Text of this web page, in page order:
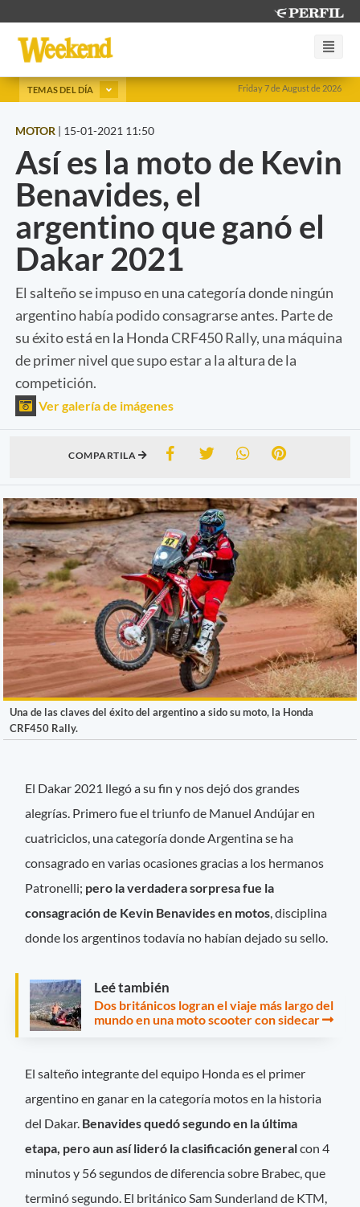
Friday 7 de August de 2026
TEMAS DEL DÍA
MOTOR | 15-01-2021 11:50
Así es la moto de Kevin
Benavides, el
argentino que ganó el
Dakar 2021
El salteño se impuso en una categoría donde ningún
argentino había podido consagrarse antes. Parte de
su éxito está en la Honda CRF450 Rally, una máquina
de primer nivel que supo estar a la altura de la
competición.
Ver galería de imágenes
COMPARTILA
Una de las claves del éxito del argentino a sido su moto, la Honda
CRF450 Rally.
El Dakar 2021 llegó a su fin y nos dejó dos grandes
alegrías. Primero fue el triunfo de Manuel Andújar en
cuatriciclos, una categoría donde Argentina se ha
consagrado en varias ocasiones gracias a los hermanos
Patronelli; pero la verdadera sorpresa fue la
consagración de Kevin Benavides en motos , disciplina
donde los argentinos todavía no habían dejado su sello.
Leé también
Dos británicos logran el viaje más largo del
mundo en una moto scooter con sidecar
El salteño integrante del equipo Honda es el primer
argentino en ganar en la categoría motos en la historia
del Dakar. Benavides quedó segundo en la última
etapa, pero aun así lideró la clasificación generalcon 4
minutos y 56 segundos de diferencia sobre Brabec, que
terminó segundo. El británico Sam Sunderland de KTM,